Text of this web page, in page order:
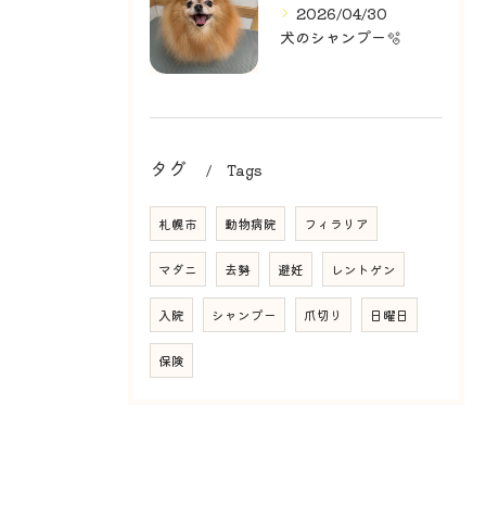
2026/04/30
犬のシャンプー🫧
タグ Tags
札幌市 動物病院 フィラリア
マダニ 去勢 避妊 レントゲン
入院 シャンプー 爪切り 日曜日
保険